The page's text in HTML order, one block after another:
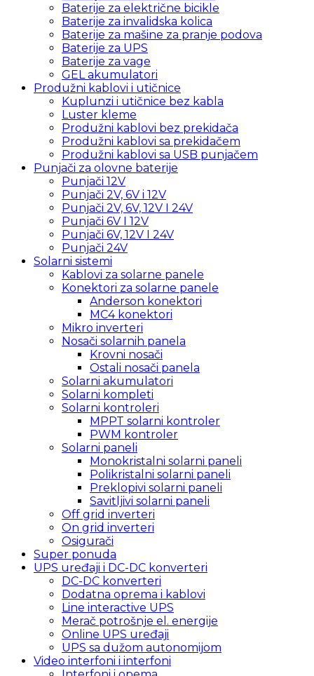
Baterije za električne bicikle
Baterije za invalidska kolica
Baterije za mašine za pranje podova
Baterije za UPS
Baterije za vage
GEL akumulatori
Produžni kablovi i utičnice
Kuplunzi i utičnice bez kabla
Luster kleme
Produžni kablovi bez prekidača
Produžni kablovi sa prekidačem
Produžni kablovi sa USB punjačem
Punjači za olovne baterije
Punjači 12V
Punjači 2V, 6V i 12V
Punjači 2V, 6V, 12V I 24V
Punjači 6V I 12V
Punjači 6V, 12V I 24V
Punjači 24V
Solarni sistemi
Kablovi za solarne panele
Konektori za solarne panele
Anderson konektori
MC4 konektori
Mikro inverteri
Nosači solarnih panela
Krovni nosači
Ostali nosači panela
Solarni akumulatori
Solarni kompleti
Solarni kontroleri
MPPT solarni kontroler
PWM kontroler
Solarni paneli
Monokristalni solarni paneli
Polikristalni solarni paneli
Preklopivi solarni paneli
Savitljivi solarni paneli
Off grid inverteri
On grid inverteri
Osigurači
Super ponuda
UPS uređaji i DC-DC konverteri
DC-DC konverteri
Dodatna oprema i kablovi
Line interactive UPS
Merač potrošnje el. energije
Online UPS uređaji
UPS sa dužom autonomijom
Video interfoni i interfoni